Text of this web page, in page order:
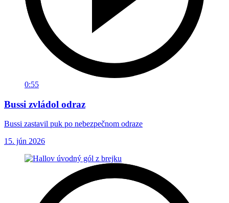
0:55
Bussi zvládol odraz
Bussi zastavil puk po nebezpečnom odraze
15. jún 2026